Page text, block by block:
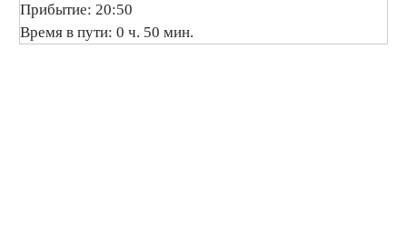
Прибытие: 20:50
Время в пути: 0 ч. 50 мин.